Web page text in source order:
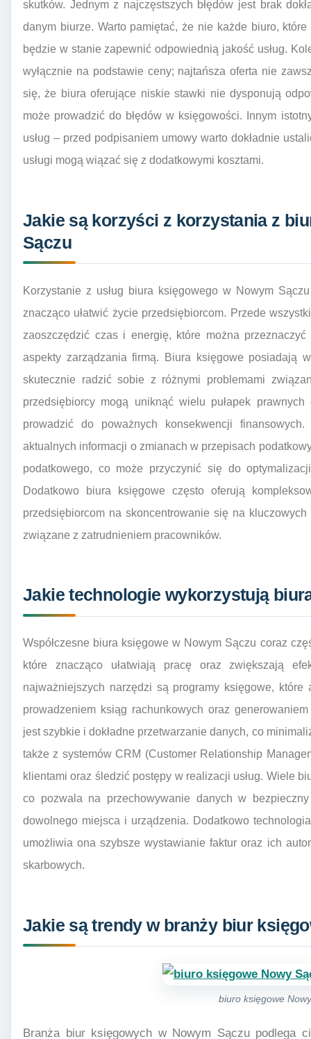
skutków. Jednym z najczęstszych błędów jest brak
danym biurze. Warto pamiętać, że nie każde biuro,
będzie w stanie zapewnić odpowiednią jakość usług.
wyłącznie na podstawie ceny; najtańsza oferta nie
się, że biura oferujące niskie stawki nie dysponują
może prowadzić do błędów w księgowości. Innym
usług – przed podpisaniem umowy warto dokładnie
usługi mogą wiązać się z dodatkowymi kosztami.
Jakie są korzyści z korzystania z
Sączu
Korzystanie z usług biura księgowego w Nowym
znacząco ułatwić życie przedsiębiorcom. Przede
zaoszczędzić czas i energię, które można
aspekty zarządzania firmą. Biura księgowe posiadają
skutecznie radzić sobie z różnymi problemami
przedsiębiorcy mogą uniknąć wielu pułapek prawnych
prowadzić do poważnych konsekwencji
aktualnych informacji o zmianach w przepisach
podatkowego, co może przyczynić się do
Dodatkowo biura księgowe często oferują
przedsiębiorcom na skoncentrowanie się na
związane z zatrudnieniem pracowników.
Jakie technologie wykorzystują
Współczesne biura księgowe w Nowym Sączu coraz
które znacząco ułatwiają pracę oraz zwiększają
najważniejszych narzędzi są programy księgowe,
prowadzeniem ksiąg rachunkowych oraz
jest szybkie i dokładne przetwarzanie danych, co
także z systemów CRM (Customer Relationship
klientami oraz śledzić postępy w realizacji usług. Wiele
co pozwala na przechowywanie danych w
dowolnego miejsca i urządzenia. Dodatkowo
umożliwia ona szybsze wystawianie faktur oraz ich
skarbowych.
Jakie są trendy w branży biur
biuro księgowe
Branża biur księgowych w Nowym Sączu podlega